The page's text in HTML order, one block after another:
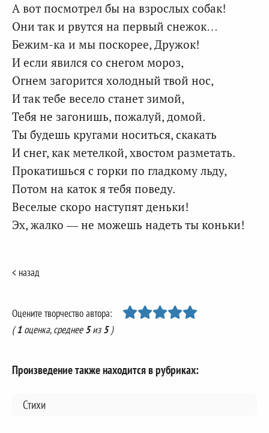
А вот посмотрел бы на взрослых собак!
Они так и рвутся на первый снежок…
Бежим-ка и мы поскорее, Дружок!
И если явился со снегом мороз,
Огнем загорится холодный твой нос,
И так тебе весело станет зимой,
Тебя не загонишь, пожалуй, домой.
Ты будешь кругами носиться, скакать
И снег, как метелкой, хвостом разметать.
Прокатишься с горки по гладкому льду,
Потом на каток я тебя поведу.
Веселые скоро наступят деньки!
Эх, жалко — не можешь надеть ты коньки!
< назад
Оцените творчество автора:
(1оценка, среднее5из5)
Произведение также находится в рубриках:
Стихи